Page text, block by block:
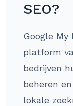
SEO?
Google My
platform
bedrijven
beheren
lokale